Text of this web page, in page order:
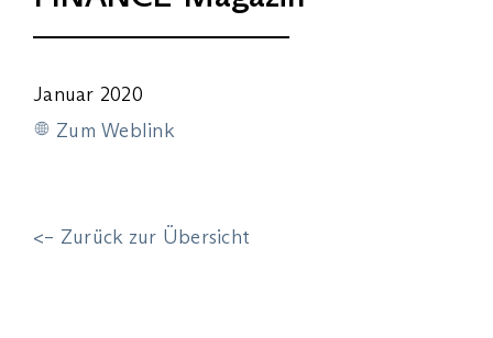
Januar 2020
Zum Weblink
<– Zurück zur Übersicht